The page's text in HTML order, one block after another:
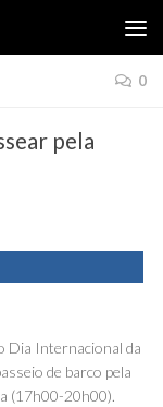
0
pela
Dia Internacional da
de barco pela
(17h00-20h00).